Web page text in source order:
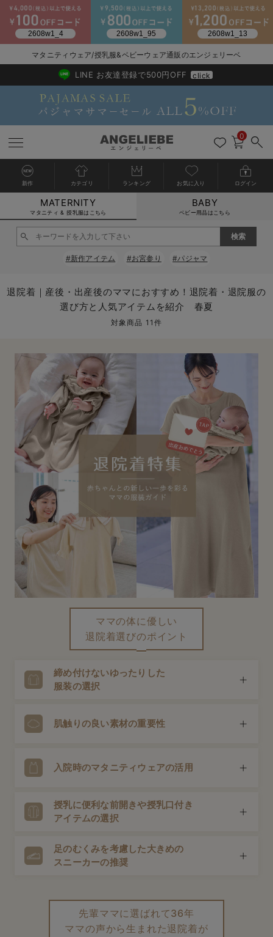
マタニティウェア全て
マタニティ ワンピース
マタニティ スカート
マタニティ アウター（コート）・ママコート
マタニティ 下着・インナー全て
授乳ブラ・マタニティブラ（マタニティインナー・産後用品）
妊婦帯・腹帯・産前ガードル
産褥ショーツ
骨盤・マタニティベルト （妊娠中・産後）
産後 ガードル インナー
マタニティ 腹巻き
授乳服全て
マタニティ フォーマル全て
マタニティ スーツ
マタニティ ドレス（結婚式・お呼ばれ）
授乳用品全て
妊婦用 抱き枕・授乳クッション
マタニティレッグウェア全て
マタニティストッキング・タイツ
マタニティ ボディケア全て
アウトレット全て
【アウトレット】ワンピース
【アウトレット】ボトムス
【アウトレット】インナー
【アウトレット】ベビー
特集全て
見えてもカワイイ
冷房対策
接触冷感素材
Tシャツブラ
ブラトップ
親子セット
快適機能ウェア特集 トップス
快適機能ウェア特集 ボトムス
快適機能ウェア特集 パジャマ
erbaviva（エルバビーバ）
安心の日本製。先輩ママが買ってよかった！本当に必要な出産準備品
ハレの日に着るANGELIEBEのセレモニー
買って正解！高評価レビューアイテム
親子コーデ｜ママとベビーにおすすめ！
Gift Selection 出産祝い
ファルスカ
入院準備の持ち物チェック
再入荷全て
再入荷｜インナー
戻る
送料無料アイテム全て
ワンピース
パンツ
パジャマ
インナー
雑貨
ベビー
戻る
ブラキャミ おまとめ
MAX55%OFF ブラックフ
戻る
【37周年祭セール】
【37周年祭セール】
戻る
気温差別オススメア
【15℃】3月下旬～
戻る
動きやすく着回しで
戻る
強撚スムース(コスパ
戻る
マタニティウェア
【おまとめ割】パジ
戻る
こだわりの履き心地
カジュアル
レギンス
戻る
ジャケット派
きれいめスカート派
ツィード派
王道シンプル派
セットアップ派
戻る
出産準備応援割全て
マタニティパジャマ
ベビー
戻る
【オフィスカジュア
戻る
レギンスタイプ
戻る
【フォーマル】ワン
【フォーマル】トッ
戻る
【ベビー】長袖
【ベビー】グッズ
戻る
ハンカチ
コンビ肌着
セット
戻る
快適ウェア10%OFF
戻る
春のマタニティワン
セットアップ・ レイ
Iライン ・タイトシル
ワーク・オフィス
カジュアル
フォーマル / オケー
あったかアイテム｜
戻る
Gift Selection 出産
〜3,000円（税込）
〜10,000円（税込）
女の子におススメの
男の子におススメの
定番ギフト
もらって嬉しいギフト
かわいくておもしろ
何枚あっても嬉しい
長く使えるアイテム
戻る
冬の冷え対策インナ
薄くてあったか
腹巻・ひざ上パンツ
レギンス・タイツ
カップ付きインナー
あったか度◎
裏起毛素材
戻る
入院準備の持ち物チ
入院してすぐ使うグ
産後に使うグッズ
戻る
冬のあったか特集全て
【冬のあったか特集
【冬のあったか特集
マタニティウェア/授乳服&ベビーウェア通販のエンジェリーベ
2026/NewArrival
送料495円(一部地域を除く) 7,700円以上で送料無料
LINE お友達登録で500円OFF click
0
新作 カテゴリ ランキング お気に入り ログイン
MATERNITY
マタニティ & 授乳服はこちら
BABY
ベビー用品はこちら
#新作アイテム #お宮参り #パジャマ
退院着｜産後・出産後のママにおすすめ！退院着・退院服の
選び方と人気アイテムを紹介 春夏
対象商品 11件
ママの体に優しい
退院着選びのポイント
締め付けないゆったりした
服装の選択
出産を終えてすぐの体は完全に元通りではありません。帝
王切開の場合は傷も痛むため、お腹や体を締め付けない、
すすめです。
肌触りの良い素材の重要性
出産後の肌はとても敏感。綿など自然由来の素材や、やわ
らかな肌あたりの良い素材を選びましょう。
入院時のマタニティウェアの活用
体型はまだ妊娠前には戻っていません。入院時に着ていた
マタニティウェアはそのまま使える場合がほとんど。産後
授乳に便利な前開きや授乳口付き
アイテムの選択
途中で授乳をすることも考えて、前開きタイプや授乳口が
付いたトップス・ワンピースなどが安心。スムーズに授乳
足のむくみを考慮した大きめの
スニーカーの推奨
く、ヒールも危険です。安定感のある大きめのスニーカー
がおすすめです。
先輩ママに選ばれて36年
ママの声から生まれた退院着が
カートに入れる
閉じる